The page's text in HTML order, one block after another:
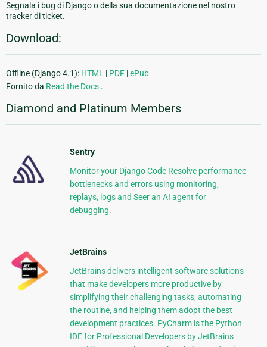
Segnala i bug di Django o della sua documentazione nel nostro
tracker di ticket.
Download:
Offline (Django 4.1): HTML | PDF |ePub
Fornito da Read the Docs .
Diamond and Platinum Members
Sentry
Monitor your Django Code Resolve performance
bottlenecks and errors using monitoring,
replays, logs and Seer an AI agent for
debugging.
JetBrains
JetBrains delivers intelligent software solutions
that make developers more productive by
simplifying their challenging tasks, automating
the routine, and helping them adopt the best
development practices. PyCharm is the Python
IDE for Professional Developers by JetBrains